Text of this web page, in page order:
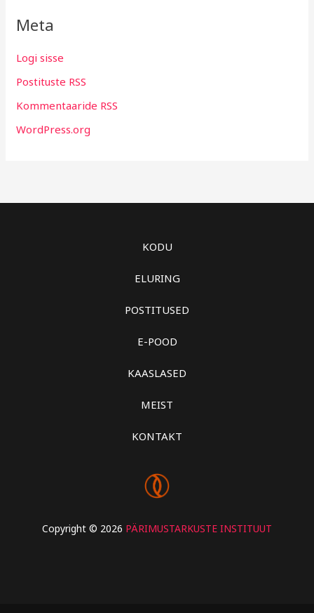
Meta
Logi sisse
Postituste RSS
Kommentaaride RSS
WordPress.org
KODU
ELURING
POSTITUSED
E-POOD
KAASLASED
MEIST
KONTAKT
Copyright © 2026 PÄRIMUSTARKUSTE INSTITUUT